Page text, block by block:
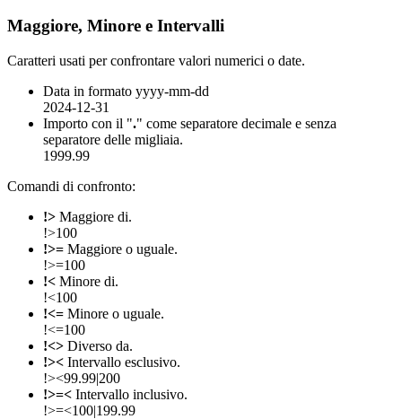
Maggiore, Minore e Intervalli
Caratteri usati per confrontare valori numerici o date.
Data in formato yyyy-mm-dd
2024-12-31
Importo con il "." come separatore decimale e senza
separatore delle migliaia.
1999.99
Comandi di confronto:
!> Maggiore di.
!>100
!>= Maggiore o uguale.
!>=100
!< Minore di.
!<100
!<= Minore o uguale.
!<=100
!<> Diverso da.
!>< Intervallo esclusivo.
!><99.99|200
!>=< Intervallo inclusivo.
!>=<100|199.99